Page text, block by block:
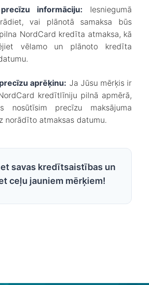
informāciju: Iesniegumā
vai plānotā samaksa būs
NordCard kredīta atmaksa, kā
vēlamo un plānoto kredīta
aprēķinu: Ja Jūsu mērķis ir
kredītlīniju pilnā apmērā,
nosūtīsim precīzu maksājuma
norādīto atmaksas datumu.
savas kredītsaistības un
ceļu jauniem mērķiem!